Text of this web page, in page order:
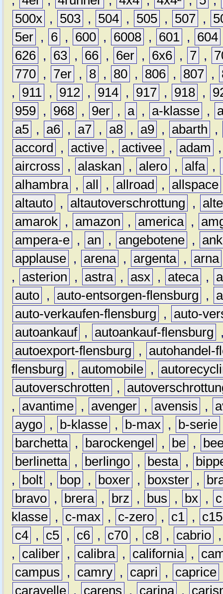
500x , 503 , 504 , 505 , 507 ,
5er , 6 , 600 , 6008 , 601 , 604
626 , 63 , 66 , 6er , 6x6 , 7 ,
770 , 7er , 8 , 80 , 806 , 807 ,
,
911 , 912 , 914 , 917 , 918 ,
959 , 968 , 9er , a , a-klasse ,
a5 , a6 , a7 , a8 , a9 , abarth
,
accord
, active , activee , adam
aircross
, alaskan , alero , alfa ,
alhambra , all , allroad , allspace
altauto , altautoverschrottung ,
amarok , amazon , america ,
ampera-e , an , angebotene ,
applause , arena , argenta , arna
,
asterion , astra , asx , ateca ,
auto , auto-entsorgen-flensburg ,
auto-verkaufen-flensburg
,
auto-
autoankauf , autoankauf-flensburg
autoexport-flensburg
,
autohandel-
flensburg
, automobile ,
autoverschrotten
,
,
avantime , avenger , avensis ,
aygo , b-klasse , b-max , b-serie
barchetta , barockengel , be ,
berlinetta , berlingo , besta ,
,
bolt , bop , boxer , boxster ,
bravo , brera , brz , bus , bx ,
c
klasse , c-max , c-zero , c1 ,
c15
c4 , c5 , c6 , c70 , c8 , cabrio
,
caliber , calibra , california ,
campus
, camry , capri , caprice
caravelle , carens , carina ,